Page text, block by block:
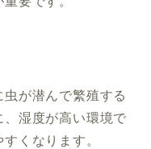
が潜んで繁殖する
湿度が高い環境で
くなります。